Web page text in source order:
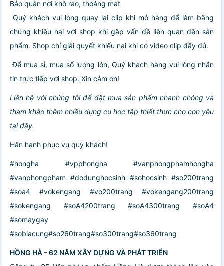
Bảo quản nơi khô ráo, thoáng mát
️ Quý khách vui lòng quay lại clip khi mở hàng để làm bằng
chứng khiếu nại với shop khi gặp vấn đề liên quan đến sản
phẩm. Shop chỉ giải quyết khiếu nại khi có video clip đầy đủ.
️ Để mua sỉ, mua số lượng lớn, Quý khách hàng vui lòng nhắn
tin trực tiếp với shop. Xin cảm ơn!
Liên hệ với chúng tôi để đặt mua sản phẩm nhanh chóng và
tham khảo thêm nhiều dụng cụ học tập thiết thực cho con yêu
tại đây.
Hân hạnh phục vụ quý khách!
#hongha #vpphongha #vanphongphamhongha
#vanphongpham #dodunghocsinh #sohocsinh #so200trang
#soa4 #vokengang #vo200trang #vokengang200trang
#sokengang #soA4200trang #soA4300trang #soA4
#somaygay
#sobiacung#so260trang#so300trang#so360trang
HỒNG HÀ – 62 NĂM XÂY DỰNG VÀ PHÁT TRIỂN